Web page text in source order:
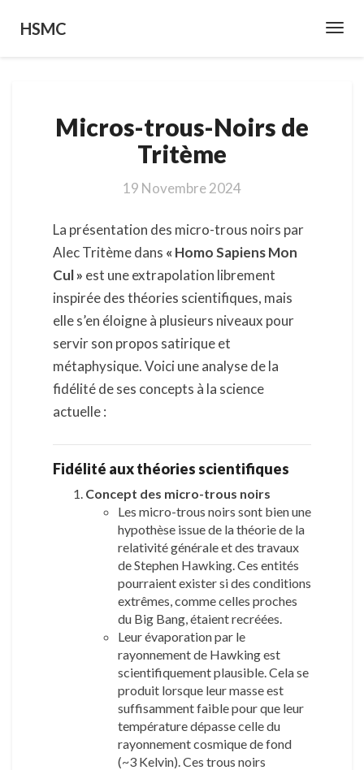
HSMC
i
c
r
s
t
r
u
s
-
N
i
r
e
T
i
t
è
m
e
Micros-trous-Noirs de
Tritème
19 Novembre 2024
La présentation des micro-trous noirs par
Alec Tritème dans « Homo Sapiens Mon
Cul » est une extrapolation librement
inspirée des théories scientifiques, mais
elle s’en éloigne à plusieurs niveaux pour
servir son propos satirique et
métaphysique. Voici une analyse de la
fidélité de ses concepts à la science
actuelle :
Fidélité aux théories scientifiques
Concept des micro-trous noirs
Les micro-trous noirs sont bien une
hypothèse issue de la théorie de la
relativité générale et des travaux
de Stephen Hawking. Ces entités
pourraient exister si des conditions
extrêmes, comme celles proches
du Big Bang, étaient recréées.
Leur évaporation par le
rayonnement de Hawking est
scientifiquement plausible. Cela se
produit lorsque leur masse est
suffisamment faible pour que leur
température dépasse celle du
rayonnement cosmique de fond
(~3 Kelvin). Ces trous noirs